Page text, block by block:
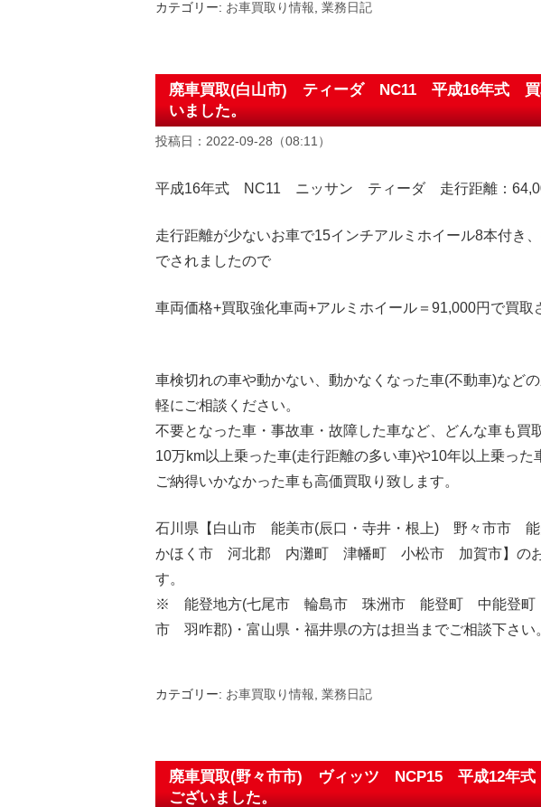
カテゴリー: お車買取り情報 業務日記
廃車買取(白山市) ティーダ NC11 平成16年式 買
いました。
投稿日：2022-09-28（08:11）
平成16年式 NC11 ニッサン ティーダ 走行距離：
走行距離が少ないお車で15インチアルミホイール8本付き
でされましたので
車両価格+買取強化車両+アルミホイール＝91,000円で買取
車検切れの車や動かない、動かなくなった車(不動車)など
軽にご相談ください。
不要となった車・事故車・故障した車など、どんな車も買
10万km以上乗った車(走行距離の多い車)や10年以上乗った
ご納得いかなかった車も高価買取り致します。
石川県【白山市 能美市(辰口・寺井・根上) 野々市市
かほく市 河北郡 内灘町 津幡町 小松市 加賀市】のお
す。
※ 能登地方(七尾市 輪島市 珠洲市 能登町 中能登
市 羽咋郡)・富山県・福井県の方は担当までご相談下さい
カテゴリー: お車買取り情報 業務日記
廃車買取(野々市市) ヴィッツ NCP15 平成12年
ございました。